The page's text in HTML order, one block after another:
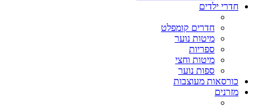
חדרי ילדים
חדרים קומפלט
מיטות נוער
ספריות
מיטות וחצי
ספות נוער
כורסאות מעוצבות
מזרנים